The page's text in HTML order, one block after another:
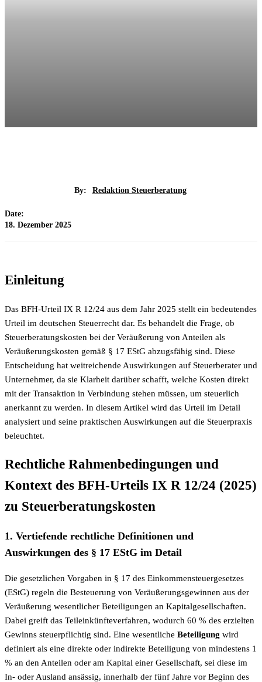
By: Redaktion Steuerberatung
Date:
18. Dezember 2025
Einleitung
Das BFH-Urteil IX R 12/24 aus dem Jahr 2025 stellt ein bedeutendes
Urteil im deutschen Steuerrecht dar. Es behandelt die Frage, ob
Steuerberatungskosten bei der Veräußerung von Anteilen als
Veräußerungskosten gemäß § 17 EStG abzugsfähig sind. Diese
Entscheidung hat weitreichende Auswirkungen auf Steuerberater und
Unternehmer, da sie Klarheit darüber schafft, welche Kosten direkt
mit der Transaktion in Verbindung stehen müssen, um steuerlich
anerkannt zu werden. In diesem Artikel wird das Urteil im Detail
analysiert und seine praktischen Auswirkungen auf die Steuerpraxis
beleuchtet.
Rechtliche Rahmenbedingungen und
Kontext des BFH-Urteils IX R 12/24 (2025)
zu Steuerberatungskosten
1. Vertiefende rechtliche Definitionen und
Auswirkungen des § 17 EStG im Detail
Die gesetzlichen Vorgaben in § 17 des Einkommensteuergesetzes
(EStG) regeln die Besteuerung von Veräußerungsgewinnen aus der
Veräußerung wesentlicher Beteiligungen an Kapitalgesellschaften.
Dabei greift das Teileinkünfteverfahren, wodurch 60 % des erzielten
Gewinns steuerpflichtig sind. Eine wesentliche Beteiligung wird
definiert als eine direkte oder indirekte Beteiligung von mindestens 1
% an den Anteilen oder am Kapital einer Gesellschaft, sei diese im
In- oder Ausland ansässig, innerhalb der fünf Jahre vor Beginn des